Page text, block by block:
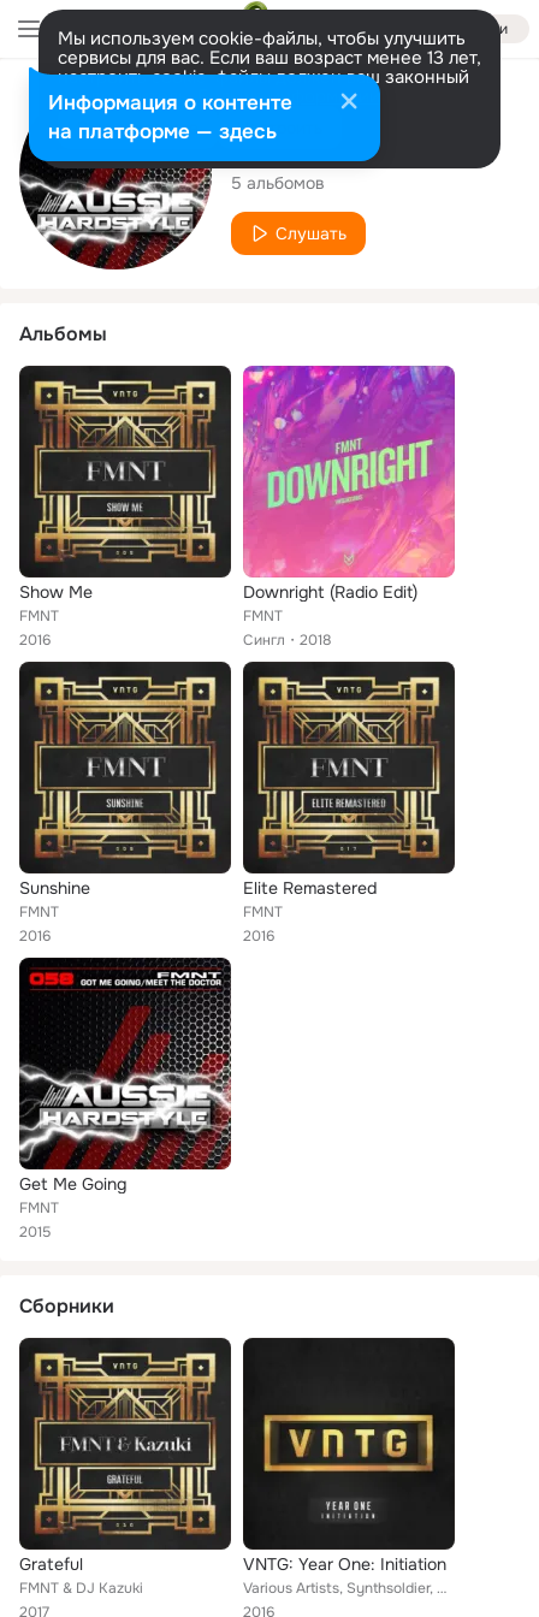
Войти
Мы используем cookie-файлы, чтобы улучшить
сервисы для вас. Если ваш возраст менее 13 лет,
настроить cookie-файлы должен ваш законный
представитель. Больше информации
Разрешить все Настроить
Исполнитель
FMNT
5 альбомов
Слушать
Альбомы
Show Me
FMNT
2016
Downright (Radio Edit)
FMNT
Сингл
2018
Sunshine
FMNT
2016
Elite Remastered
FMNT
2016
Get Me Going
FMNT
2015
Сборники
Grateful
FMNT & DJ Kazuki
2017
VNTG: Year One: Initiation
Various Artists, Synthsoldier, Blacklite, Zario, Arzadous, Atlas, BLN, Deni & Chaser, The Un4given, Sound Interference, FMNT, Sy...
2016
Информация о контенте
на платформе — здесь